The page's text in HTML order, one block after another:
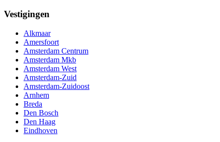
Vestigingen
Alkmaar
Amersfoort
Amsterdam Centrum
Amsterdam Mkb
Amsterdam West
Amsterdam-Zuid
Amsterdam-Zuidoost
Arnhem
Breda
Den Bosch
Den Haag
Eindhoven